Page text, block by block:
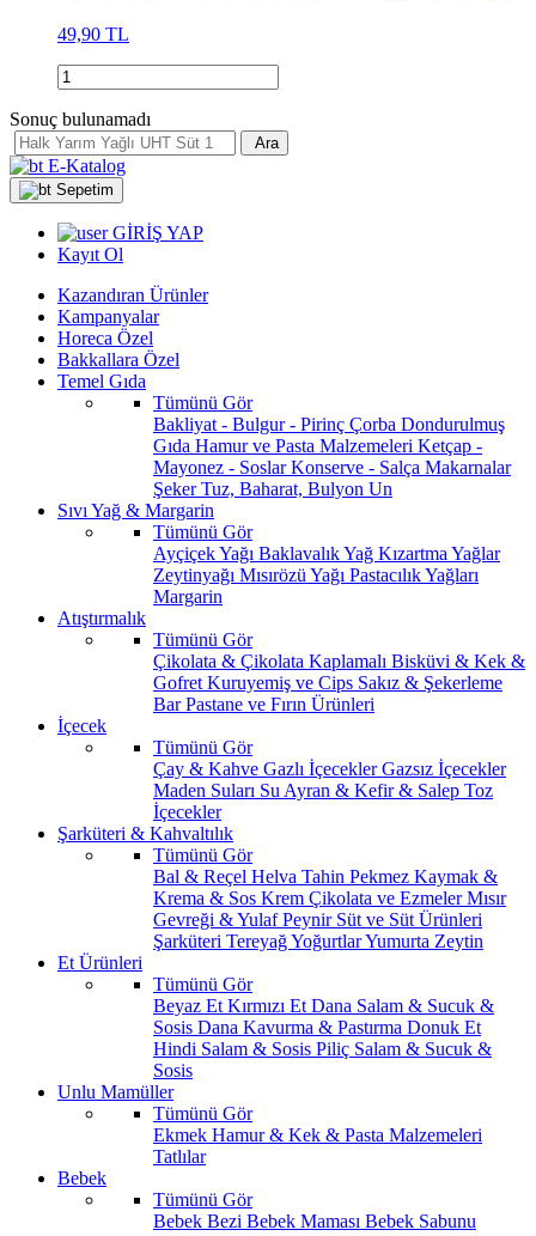
49,90 TL
Sonuç bulunamadı
Ara
E-Katalog
Sepetim
GİRİŞ YAP
Kayıt Ol
Kazandıran Ürünler
Kampanyalar
Horeca Özel
Bakkallara Özel
Temel Gıda
Tümünü Gör
Bakliyat - Bulgur - Pirinç Çorba Dondurulmuş
Gıda Hamur ve Pasta Malzemeleri Ketçap -
Mayonez - SoslarKonserve - Salça Makarnalar
ŞekerTuz, Baharat, Bulyon Un
Sıvı Yağ & Margarin
Tümünü Gör
Ayçiçek Yağı Baklavalık Yağ Kızartma Yağlar
Zeytinyağı Mısırözü Yağı Pastacılık Yağları
Margarin
Atıştırmalık
Tümünü Gör
Çikolata & Çikolata Kaplamalı Bisküvi & Kek &
Gofret Kuruyemiş ve Cips Sakız & Şekerleme
BarPastane ve Fırın Ürünleri
İçecek
Tümünü Gör
Çay & Kahve Gazlı İçeceklerGazsız İçecekler
Maden Suları Su Ayran & Kefir & Salep Toz
İçecekler
Şarküteri & Kahvaltılık
Tümünü Gör
Bal & Reçel Helva Tahin Pekmez Kaymak &
Krema & Sos Krem Çikolata ve EzmelerMısır
Gevreği & YulafPeynir Süt ve Süt Ürünleri
Şarküteri TereyağYoğurtlarYumurta Zeytin
Et Ürünleri
Tümünü Gör
Beyaz Et Kırmızı Et Dana Salam & Sucuk &
Sosis Dana Kavurma & Pastırma Donuk Et
Hindi Salam & Sosis Piliç Salam & Sucuk &
Sosis
Unlu Mamüller
Tümünü Gör
Ekmek Hamur & Kek & Pasta Malzemeleri
Tatlılar
Bebek
Tümünü Gör
Bebek Bezi Bebek Maması Bebek Sabunu